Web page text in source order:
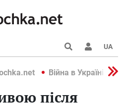
UA
Війна в Україні 2022
після